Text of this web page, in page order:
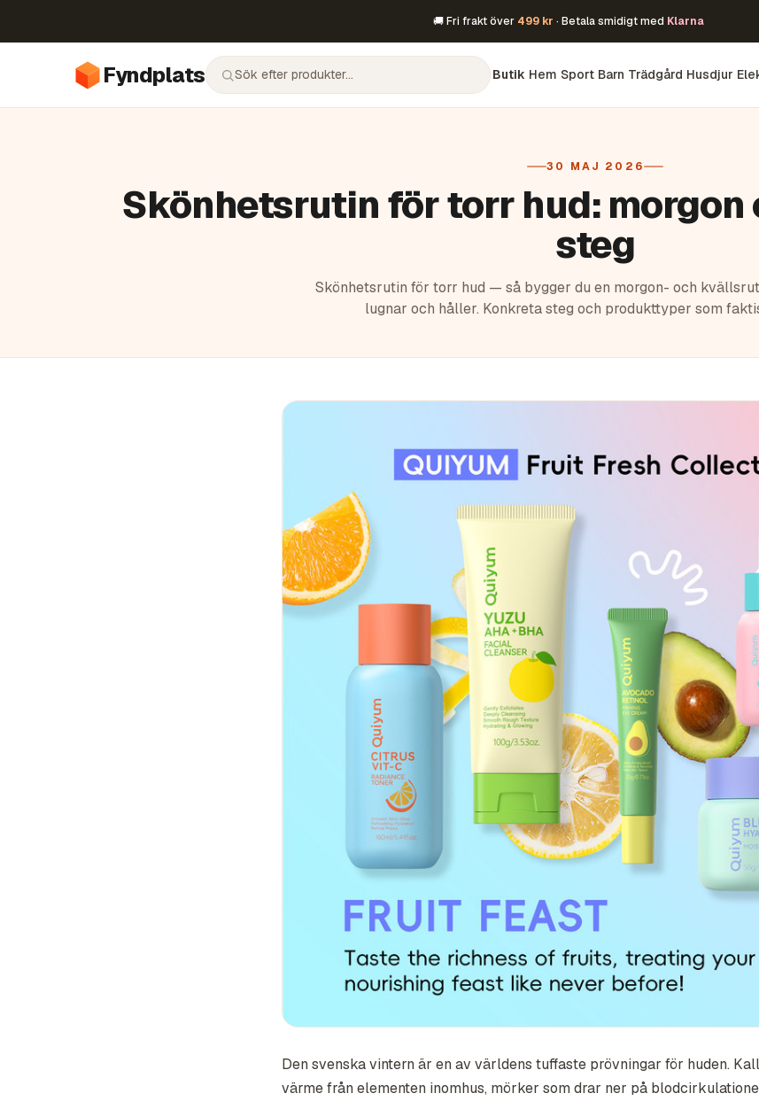
🚚 Fri frakt över 499 kr · Betala smidigt med Klarna
Fyndplats Butik Hem Sport Barn Trädgård Husdjur
30 MAJ 2026
Skönhetsrutin för torr hud: morgon
steg
Skönhetsrutin för torr hud — så bygger du en morgon- och
lugnar och håller. Konkreta steg och produkttyper som
Den svenska vintern är en av världens tuffaste prövningar för huden.
värme från elementen inomhus, mörker som drar ner på